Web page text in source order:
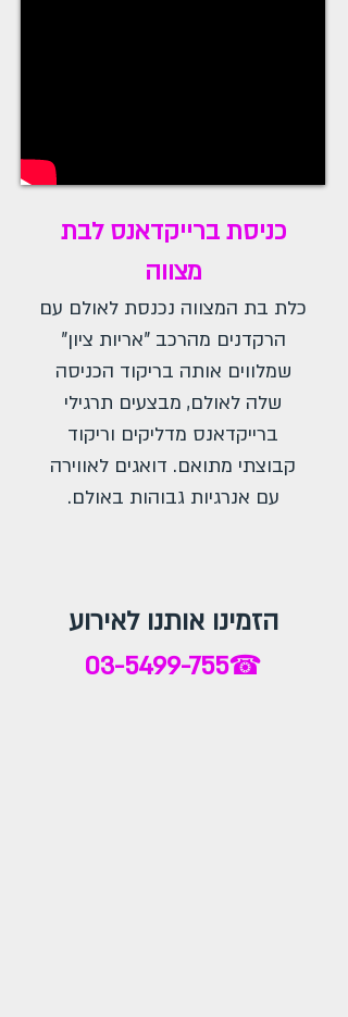
כניסת ברייקדאנס לבת
מצווה
כלת בת המצווה נכנסת לאולם עם
הרקדנים מהרכב "אריות ציון"
שמלווים אותה בריקוד הכניסה
שלה לאולם, מבצעים תרגילי
ברייקדאנס מדליקים וריקוד
קבוצתי מתואם. דואגים לאווירה
עם אנרגיות גבוהות באולם.
הזמינו אותנו לאירוע
☎
03-5499-755